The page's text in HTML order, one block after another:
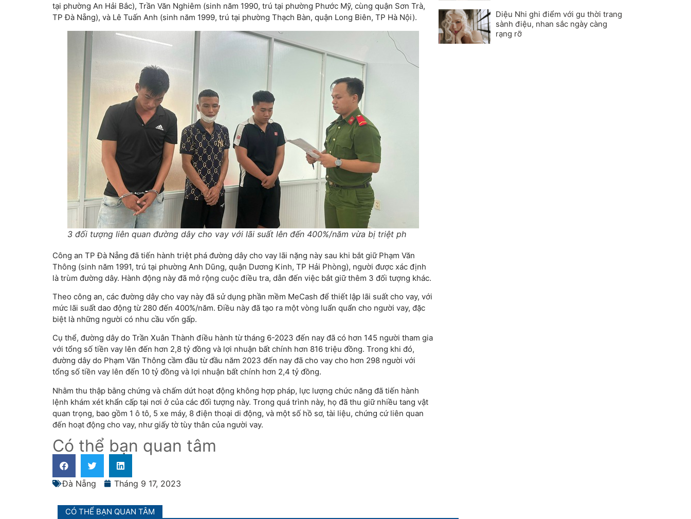
tại phường An Hải Bắc), Trần Văn Nghiêm (sinh năm 1990, trú tại phường Phước Mỹ, cùng quận Sơn Trà,
TP Đà Nẵng), và Lê Tuấn Anh (sinh năm 1999, trú tại phường Thạch Bàn, quận Long Biên, TP Hà Nội).
3 đối tượng liên quan đường dây cho vay với lãi suất lên đến 400%/năm vừa bị triệt ph
Công an TP Đà Nẵng đã tiến hành triệt phá đường dây cho vay lãi nặng này sau khi bắt giữ Phạm Văn
Thông (sinh năm 1991, trú tại phường Anh Dũng, quận Dương Kinh, TP Hải Phòng), người được xác định
là trùm đường dây. Hành động này đã mở rộng cuộc điều tra, dẫn đến việc bắt giữ thêm 3 đối tượng khác.
Theo công an, các đường dây cho vay này đã sử dụng phần mềm MeCash để thiết lập lãi suất cho vay, với
mức lãi suất dao động từ 280 đến 400%/năm. Điều này đã tạo ra một vòng luẩn quẩn cho người vay, đặc
biệt là những người có nhu cầu vốn gấp.
Cụ thể, đường dây do Trần Xuân Thành điều hành từ tháng 6-2023 đến nay đã có hơn 145 người tham gia
với tổng số tiền vay lên đến hơn 2,8 tỷ đồng và lợi nhuận bất chính hơn 816 triệu đồng. Trong khi đó,
đường dây do Phạm Văn Thông cầm đầu từ đầu năm 2023 đến nay đã cho vay cho hơn 298 người với
tổng số tiền vay lên đến 10 tỷ đồng và lợi nhuận bất chính hơn 2,4 tỷ đồng.
Nhằm thu thập bằng chứng và chấm dứt hoạt động không hợp pháp, lực lượng chức năng đã tiến hành
lệnh khám xét khẩn cấp tại nơi ở của các đối tượng này. Trong quá trình này, họ đã thu giữ nhiều tang vật
quan trọng, bao gồm 1 ô tô, 5 xe máy, 8 điện thoại di động, và một số hồ sơ, tài liệu, chứng cứ liên quan
đến hoạt động cho vay, như giấy tờ tùy thân của người vay.
Có thể bạn quan tâm
Đà Nẵng Tháng 9 17, 2023
Diệu Nhi ghi điểm với gu thời trang
sành điệu, nhan sắc ngày càng
rạng rỡ
CÓ THỂ BẠN QUAN TÂM